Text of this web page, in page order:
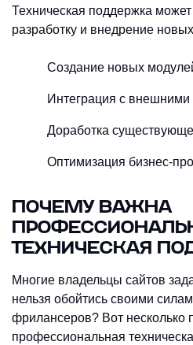
Техническая поддержка
разработку и внедрение
Создание новых
Интеграция с внешними
Доработка
Оптимизация бизнес-
ПОЧЕМУ ВАЖНА
ТЕХНИЧЕСКАЯ
Многие владельцы сайтов
нельзя обойтись своими
фрилансеров? Вот несколько
профессиональная